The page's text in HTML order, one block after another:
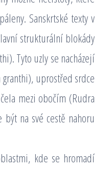
Sanskrtské texty v
strukturální blokády
Tyto uzly se nacházejí
uprostřed srdce
mezi obočím (Rudra
na své cestě nahoru
kde se hromadí